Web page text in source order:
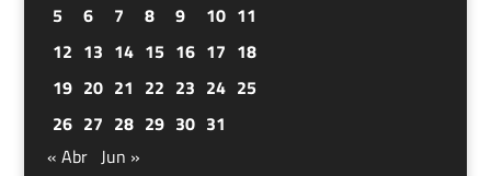
5
6 7 8 9 10 11
12 13 14 15 16 17 18
19 20 21 22 23 24 25
26 27 28 29 30 31
« Abr Jun »